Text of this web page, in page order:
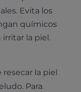
Evita los
químicos
la piel.
resecar la piel
Para